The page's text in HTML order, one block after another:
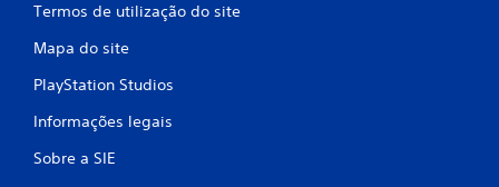
Termos de utilização do site
Mapa do site
PlayStation Studios
Informações legais
Sobre a SIE